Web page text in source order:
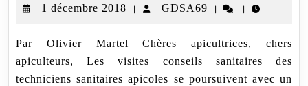
–
2018
1 décembre 2018
1
2018
| GDSA69 GDSA69
| |
Par Olivier Martel Chères apicultrices, chers
apiculteurs, Les visites conseils sanitaires des
techniciens sanitaires apicoles se poursuivent avec un